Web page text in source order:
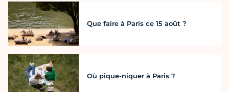
Que faire à Paris ce 15 août ?
Où pique-niquer à Paris ?